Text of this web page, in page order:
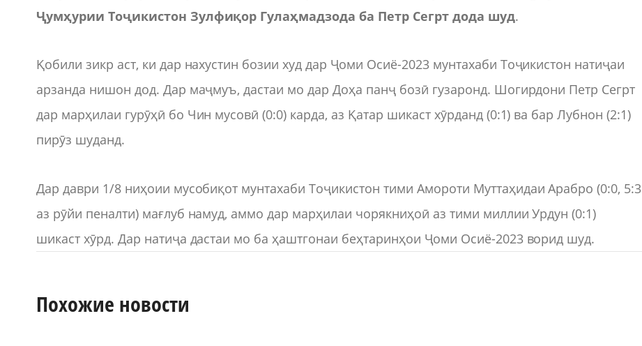
Ҷумҳурии Тоҷикистон Зулфиқор Гулаҳмадзода ба Петр Сегрт дода шуд.
Қобили зикр аст, ки дар нахустин бозии худ дар Ҷоми Осиё-2023 мунтахаби Тоҷикистон натиҷаи
арзанда нишон дод. Дар маҷмуъ, дастаи мо дар Доҳа панҷ бозӣ гузаронд. Шогирдони Петр Сегрт
дар марҳилаи гурӯҳӣ бо Чин мусовӣ (0:0) карда, аз Қатар шикаст хӯрданд (0:1) ва бар Лубнон (2:1)
пирӯз шуданд.
Дар даври 1/8 ниҳоии мусобиқот мунтахаби Тоҷикистон тими Амороти Муттаҳидаи Арабро (0:0, 5:3
аз рӯйи пеналти) мағлуб намуд, аммо дар марҳилаи чорякниҳоӣ аз тими миллии Урдун (0:1)
шикаст хӯрд. Дар натиҷа дастаи мо ба ҳаштгонаи беҳтаринҳои Ҷоми Осиё-2023 ворид шуд.
Похожие новости